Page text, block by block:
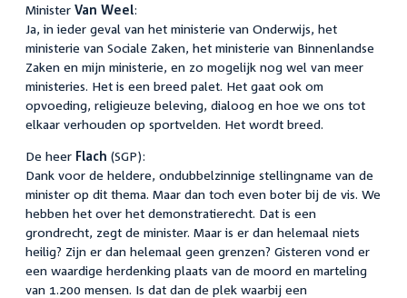
Minister Van Weel:
Ja, in ieder geval van het ministerie van Onderwijs, het
ministerie van Sociale Zaken, het ministerie van Binnenlandse
Zaken en mijn ministerie, en zo mogelijk nog wel van meer
ministeries. Het is een breed palet. Het gaat ook om
opvoeding, religieuze beleving, dialoog en hoe we ons tot
elkaar verhouden op sportvelden. Het wordt breed.
De heer Flach (SGP):
Dank voor de heldere, ondubbelzinnige stellingname van de
minister op dit thema. Maar dan toch even boter bij de vis. We
hebben het over het demonstratierecht. Dat is een
grondrecht, zegt de minister. Maar is er dan helemaal niets
heilig? Zijn er dan helemaal geen grenzen? Gisteren vond er
een waardige herdenking plaats van de moord en marteling
van 1.200 mensen. Is dat dan de plek waarbij een